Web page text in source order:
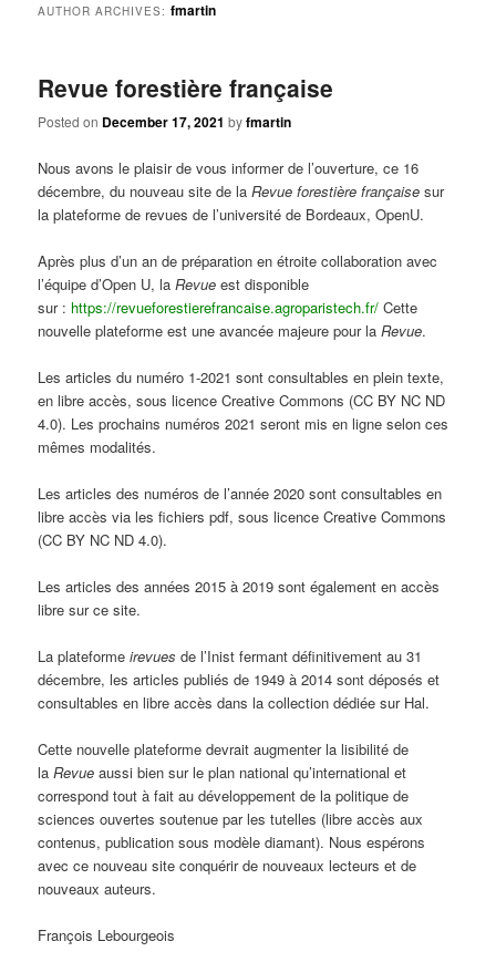
AUTHOR ARCHIVES:fmartin
Revue forestière française
Posted on December 17, 2021 byfmartin
Nous avons le plaisir de vous informer de l’ouverture, ce 16
décembre, du nouveau site de laRevue forestière française sur
la plateforme de revues de l’université de Bordeaux, OpenU.
Après plus d’un an de préparation en étroite collaboration avec
l’équipe d’Open U, laRevue est disponible
sur : https://revueforestierefrancaise.agroparistech.fr/ Cette
nouvelle plateforme est une avancée majeure pour laRevue.
Les articles du numéro 1-2021 sont consultables en plein texte,
en libre accès, sous licence Creative Commons (CC BY NC ND
4.0). Les prochains numéros 2021 seront mis en ligne selon ces
mêmes modalités.
Les articles des numéros de l’année 2020 sont consultables en
libre accès via les fichiers pdf, sous licence Creative Commons
(CC BY NC ND 4.0).
Les articles des années 2015 à 2019 sont également en accès
libre sur ce site.
La plateformeirevues de l’Inist fermant définitivement au 31
décembre, les articles publiés de 1949 à 2014 sont déposés et
consultables en libre accès dans la collection dédiée sur Hal.
Cette nouvelle plateforme devrait augmenter la lisibilité de
laRevue aussi bien sur le plan national qu’international et
correspond tout à fait au développement de la politique de
sciences ouvertes soutenue par les tutelles (libre accès aux
contenus, publication sous modèle diamant). Nous espérons
avec ce nouveau site conquérir de nouveaux lecteurs et de
nouveaux auteurs.
François Lebourgeois